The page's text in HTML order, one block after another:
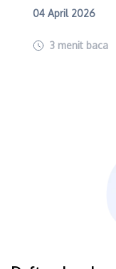
04 April 2026
3 menit baca